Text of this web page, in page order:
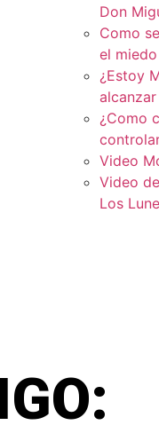
Don
Como
el
¿Estoy
¿Como
Video
Video
Los